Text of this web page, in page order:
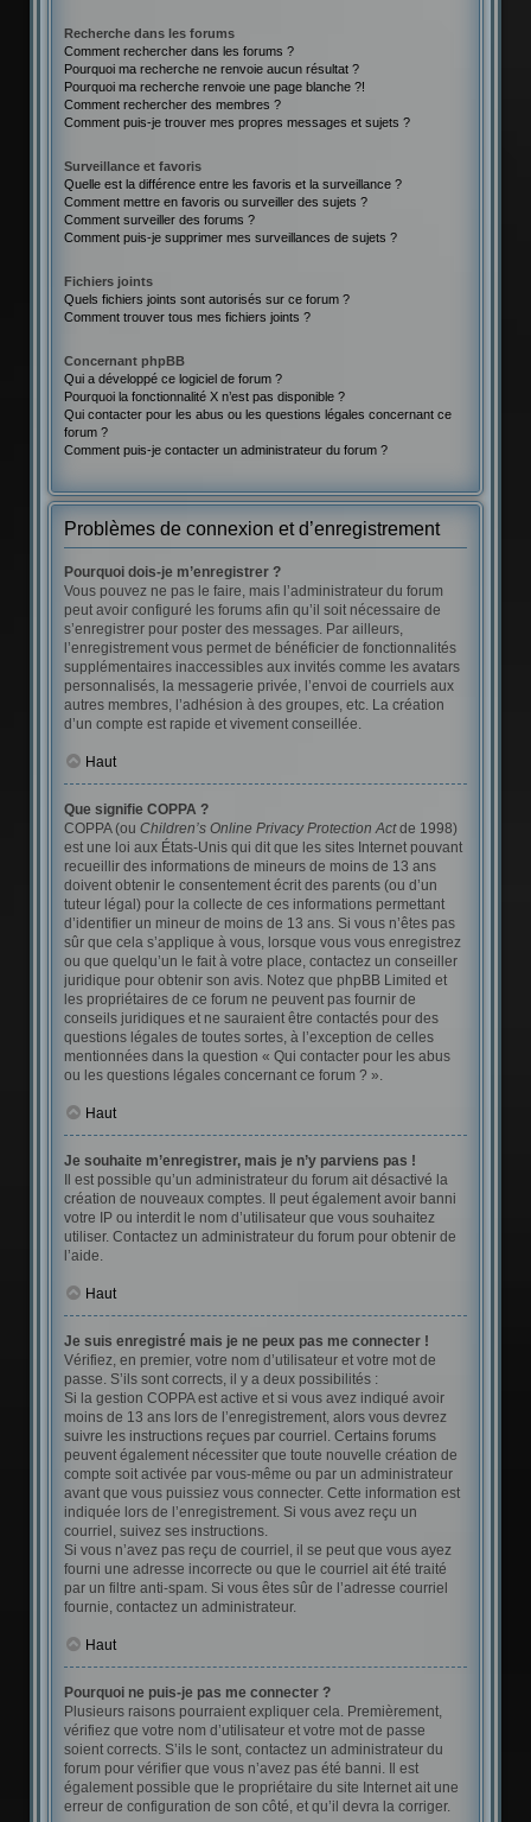
Recherche dans les forums
Comment rechercher dans les forums ?
Pourquoi ma recherche ne renvoie aucun résultat ?
Pourquoi ma recherche renvoie une page blanche ?!
Comment rechercher des membres ?
Comment puis-je trouver mes propres messages et sujets ?
Surveillance et favoris
Quelle est la différence entre les favoris et la surveillance ?
Comment mettre en favoris ou surveiller des sujets ?
Comment surveiller des forums ?
Comment puis-je supprimer mes surveillances de sujets ?
Fichiers joints
Quels fichiers joints sont autorisés sur ce forum ?
Comment trouver tous mes fichiers joints ?
Concernant phpBB
Qui a développé ce logiciel de forum ?
Pourquoi la fonctionnalité X n’est pas disponible ?
Qui contacter pour les abus ou les questions légales concernant ce
forum ?
Comment puis-je contacter un administrateur du forum ?
Problèmes de connexion et d’enregistrement
Pourquoi dois-je m’enregistrer ?
Vous pouvez ne pas le faire, mais l’administrateur du forum
peut avoir configuré les forums afin qu’il soit nécessaire de
s’enregistrer pour poster des messages. Par ailleurs,
l’enregistrement vous permet de bénéficier de fonctionnalités
supplémentaires inaccessibles aux invités comme les avatars
personnalisés, la messagerie privée, l’envoi de courriels aux
autres membres, l’adhésion à des groupes, etc. La création
d’un compte est rapide et vivement conseillée.
Haut
Que signifie COPPA ?
COPPA (ou Children’s Online Privacy Protection Actde 1998)
est une loi aux États-Unis qui dit que les sites Internet pouvant
recueillir des informations de mineurs de moins de 13 ans
doivent obtenir le consentement écrit des parents (ou d’un
tuteur légal) pour la collecte de ces informations permettant
d’identifier un mineur de moins de 13 ans. Si vous n’êtes pas
sûr que cela s’applique à vous, lorsque vous vous enregistrez
ou que quelqu’un le fait à votre place, contactez un conseiller
juridique pour obtenir son avis. Notez que phpBB Limited et
les propriétaires de ce forum ne peuvent pas fournir de
conseils juridiques et ne sauraient être contactés pour des
questions légales de toutes sortes, à l’exception de celles
mentionnées dans la question « Qui contacter pour les abus
ou les questions légales concernant ce forum ? ».
Haut
Je souhaite m’enregistrer, mais je n’y parviens pas !
Il est possible qu’un administrateur du forum ait désactivé la
création de nouveaux comptes. Il peut également avoir banni
votre IP ou interdit le nom d’utilisateur que vous souhaitez
utiliser. Contactez un administrateur du forum pour obtenir de
l’aide.
Haut
Je suis enregistré mais je ne peux pas me connecter !
Vérifiez, en premier, votre nom d’utilisateur et votre mot de
passe. S’ils sont corrects, il y a deux possibilités :
Si la gestion COPPA est active et si vous avez indiqué avoir
moins de 13 ans lors de l’enregistrement, alors vous devrez
suivre les instructions reçues par courriel. Certains forums
peuvent également nécessiter que toute nouvelle création de
compte soit activée par vous-même ou par un administrateur
avant que vous puissiez vous connecter. Cette information est
indiquée lors de l’enregistrement. Si vous avez reçu un
courriel, suivez ses instructions.
Si vous n’avez pas reçu de courriel, il se peut que vous ayez
fourni une adresse incorrecte ou que le courriel ait été traité
par un filtre anti-spam. Si vous êtes sûr de l’adresse courriel
fournie, contactez un administrateur.
Haut
Pourquoi ne puis-je pas me connecter ?
Plusieurs raisons pourraient expliquer cela. Premièrement,
vérifiez que votre nom d’utilisateur et votre mot de passe
soient corrects. S’ils le sont, contactez un administrateur du
forum pour vérifier que vous n’avez pas été banni. Il est
également possible que le propriétaire du site Internet ait une
erreur de configuration de son côté, et qu’il devra la corriger.